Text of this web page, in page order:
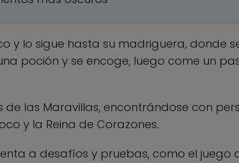
y lo sigue hasta su madriguera, donde
poción y se encoge, luego come un
de las Maravillas, encontrándose con
y la Reina de Corazones.
a desafíos y pruebas, como el juego